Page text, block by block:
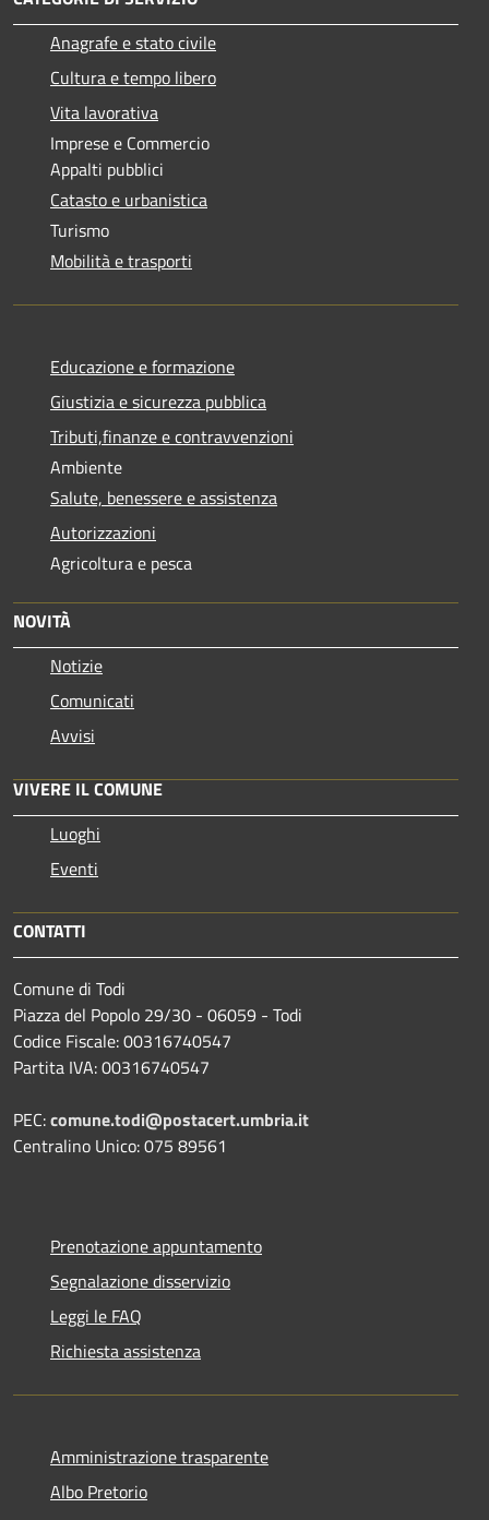
Anagrafe e stato civile
Cultura e tempo libero
Vita lavorativa
Imprese e Commercio
Appalti pubblici
Catasto e urbanistica
Turismo
Mobilità e trasporti
Educazione e formazione
Giustizia e sicurezza pubblica
Tributi,finanze e contravvenzioni
Ambiente
Salute, benessere e assistenza
Autorizzazioni
Agricoltura e pesca
NOVITÀ
Notizie
Comunicati
Avvisi
VIVERE IL COMUNE
Luoghi
Eventi
CONTATTI
Comune di Todi
Piazza del Popolo 29/30 - 06059 - Todi
Codice Fiscale: 00316740547
Partita IVA: 00316740547
PEC:comune.todi@postacert.umbria.it
Centralino Unico: 075 89561
Prenotazione appuntamento
Segnalazione disservizio
Leggi le FAQ
Richiesta assistenza
Amministrazione trasparente
Albo Pretorio